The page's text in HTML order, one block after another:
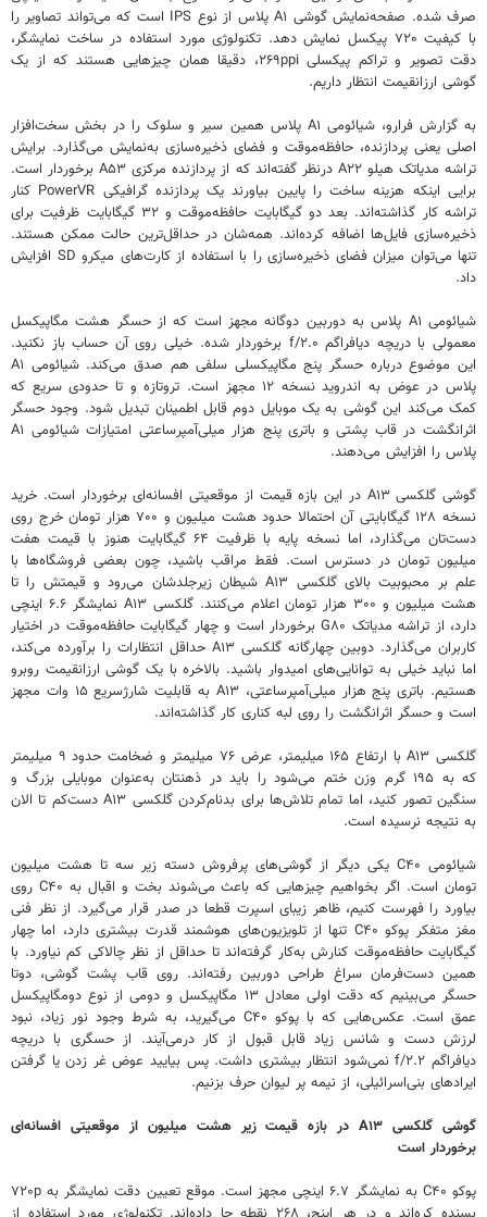
صرف شده. صفحه‌نمایش گوشی A۱ پلاس از نوع IPS است که می‌تواند تصاویر را
با کیفیت ۷۲۰ پیکسل نمایش دهد. تکنولوژی مورد استفاده در ساخت نمایشگر،
دقت تصویر و تراکم پیکسلی ۲۶۹ppi، دقیقا همان چیزهایی هستند که از یک
گوشی ارزانقیمت انتظار داریم.
به گزارش فرارو، شیائومی A۱ پلاس همین سیر و سلوک را در بخش سخت‌افزار
اصلی یعنی پردازنده، حافظه‌موقت و فضای ذخیره‌سازی به‌نمایش می‌گذارد. برایش
تراشه مدیاتک هیلو A۲۲ درنظر گفته‌اند که از پردازنده مرکزی A۵۳ برخوردار است.
برایی اینکه هزینه ساخت را پایین بیاورند یک پردازنده گرافیکی PowerVR کنار
تراشه کار گذاشته‌اند. بعد دو گیگابایت حافظه‌موقت و ۳۲ گیگابایت ظرفیت برای
ذخیره‌سازی فایل‌ها اضافه کرده‌اند. همه‌شان در حداقل‌ترین حالت ممکن هستند.
تنها می‌توان میزان فضای ذخیره‌سازی را با استفاده از کارت‌های میکرو SD افزایش
داد.
شیائومی A۱ پلاس به دوربین دوگانه مجهز است که از حسگر هشت مگاپیکسل
معمولی با دریچه دیافراگم f/۲.۰ برخوردار شده. خیلی روی آن حساب باز نکنید.
این موضوع درباره حسگر پنج مگاپیکسلی سلفی هم صدق می‌کند. شیائومی A۱
پلاس در عوض به اندروید نسخه ۱۲ مجهز است. تروتازه و تا حدودی سریع که
کمک می‌کند این گوشی به یک موبایل دوم قابل اطمینان تبدیل شود. وجود حسگر
اثرانگشت در قاب پشتی و باتری پنج هزار میلی‌آمپرساعتی امتیازات شیائومی A۱
پلاس را افزایش می‌دهند.
گوشی گلکسی A۱۳ در این بازه قیمت از موقعیتی افسانه‌ای برخوردار است. خرید
نسخه ۱۲۸ گیگابایتی آن احتمالا حدود هشت میلیون و ۷۰۰ هزار تومان خرج روی
دست‌تان می‌گذارد، اما نسخه پایه با ظرفیت ۶۴ گیگابایت هنوز با قیمت هفت
میلیون تومان در دسترس است. فقط مراقب باشید، چون بعضی فروشگاه‌ها با
علم بر محبوبیت بالای گلکسی A۱۳ شیطان زیرجلدشان می‌رود و قیمتش را تا
هشت میلیون و ۳۰۰ هزار تومان اعلام می‌کنند. گلکسی A۱۳ نمایشگر ۶.۶ اینچی
دارد، از تراشه مدیاتک G۸۰ برخوردار است و چهار گیگابایت حافظه‌موقت در اختیار
کاربران می‌گذارد. دوبین چهارگانه گلکسی A۱۳ حداقل انتظارات را برآورده می‌کند،
اما نباید خیلی به توانایی‌های امیدوار باشید. بالاخره با یک گوشی ارزانقیمت روبرو
هستیم. باتری پنج هزار میلی‌آمپرساعتی، A۱۳ به قابلیت شارژسریع ۱۵ وات مجهز
است و حسگر اثرانگشت را روی لبه کناری کار گذاشته‌اند.
گلکسی A۱۳ با ارتفاع ۱۶۵ میلیمتر، عرض ۷۶ میلیمتر و ضخامت حدود ۹ میلیمتر
که به ۱۹۵ گرم وزن ختم می‌شود را باید در ذهنتان به‌عنوان موبایلی بزرگ و
سنگین تصور کنید، اما تمام تلاش‌ها برای بدنام‌کردن گلکسی A۱۳ دست‌کم تا الان
به نتیجه نرسیده است.
شیائومی C۴۰ یکی دیگر از گوشی‌های پرفروش دسته زیر سه تا هشت میلیون
تومان است. اگر بخواهیم چیزهایی که باعث می‌شوند بخت و اقبال به C۴۰ روی
بیاورد را فهرست کنیم، ظاهر زیبای اسپرت قطعا در صدر قرار می‌گیرد. از نظر فنی
مغز متفکر پوکو C۴۰ تنها از تلویزیون‌های هوشمند قدرت بیشتری دارد، اما چهار
گیگابایت حافظه‌موقت کنارش به‌کار گرفته‌اند تا حداقل از نظر چالاکی کم نیاورد. با
همین دست‌فرمان سراغ طراحی دوربین رفته‌اند. روی قاب پشت گوشی، دوتا
حسگر می‌بینیم که دقت اولی معادل ۱۳ مگاپیکسل و دومی از نوع دومگاپیکسل
عمق است. عکس‌هایی که با پوکو C۴۰ می‌گیرید، به شرط وجود نور زیاد، نبود
لرزش دست و شانس زیاد قابل قبول از کار درمی‌آیند. از حسگری با دریچه‌
دیافراگم f/۲.۲ نمی‌شود انتظار بیشتری داشت. پس بیایید عوض غر زدن یا گرفتن
ایرادهای بنی‌اسرائیلی، از نیمه پر لیوان حرف بزنیم.
گوشی گلکسی A۱۳ در بازه قیمت زیر هشت میلیون از موقعیتی افسانه‌ای
برخوردار است
پوکو C۴۰ به نمایشگر ۶.۷ اینچی مجهز است. موقع تعیین دقت نمایشگر به ۷۲۰p